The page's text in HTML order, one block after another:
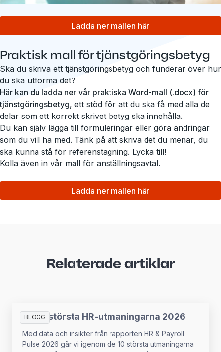
Ladda ner mallen här
Praktisk mall för tjänstgöringsbetyg
Ska du skriva ett tjänstgöringsbetyg och funderar över hur
du ska utforma det?
Här kan du ladda ner vår praktiska Word-mall (.docx) för
tjänstgöringsbetyg, ett stöd för att du ska få med alla de
delar som ett korrekt skrivet betyg ska innehålla.
Du kan själv lägga till formuleringar eller göra ändringar
som du vill ha med. Tänk på att skriva det du menar, du
ska kunna stå för referenstagning. Lycka till!
Kolla även in vår mall för anställningsavtal.
Ladda ner mallen här
Relaterade artiklar
BLOGG
De 10 största HR-utmaningarna 2026
Med data och insikter från rapporten HR & Payroll
Pulse 2026 går vi igenom de 10 största utmaningarna